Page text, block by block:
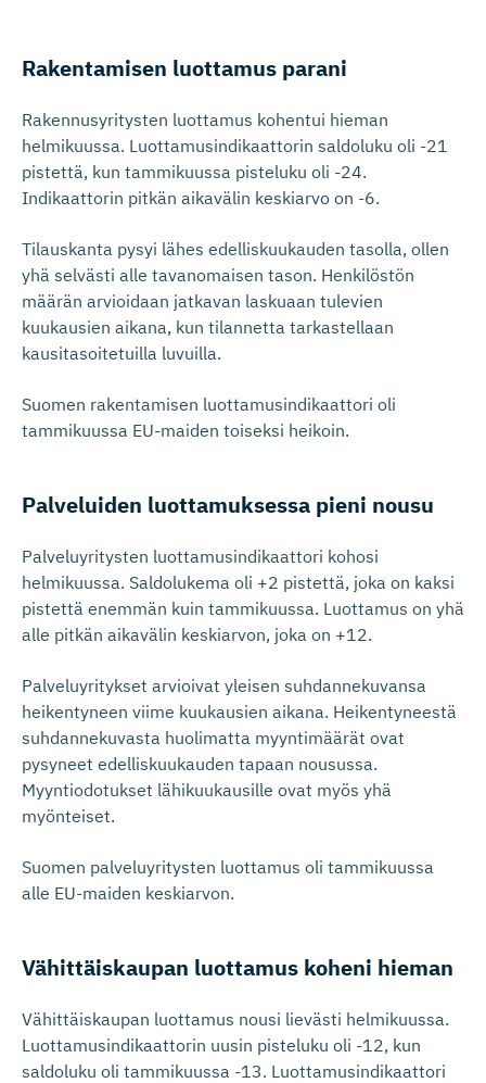
Rakentamisen luottamus parani
Rakennusyritysten luottamus kohentui hieman
helmikuussa. Luottamusindikaattorin saldoluku oli -21
pistettä, kun tammikuussa pisteluku oli -24.
Indikaattorin pitkän aikavälin keskiarvo on -6.
Tilauskanta pysyi lähes edelliskuukauden tasolla, ollen
yhä selvästi alle tavanomaisen tason. Henkilöstön
määrän arvioidaan jatkavan laskuaan tulevien
kuukausien aikana, kun tilannetta tarkastellaan
kausitasoitetuilla luvuilla.
Suomen rakentamisen luottamusindikaattori oli
tammikuussa EU-maiden toiseksi heikoin.
Palveluiden luottamuksessa pieni nousu
Palveluyritysten luottamusindikaattori kohosi
helmikuussa. Saldolukema oli +2 pistettä, joka on kaksi
pistettä enemmän kuin tammikuussa. Luottamus on yhä
alle pitkän aikavälin keskiarvon, joka on +12.
Palveluyritykset arvioivat yleisen suhdannekuvansa
heikentyneen viime kuukausien aikana. Heikentyneestä
suhdannekuvasta huolimatta myyntimäärät ovat
pysyneet edelliskuukauden tapaan nousussa.
Myyntiodotukset lähikuukausille ovat myös yhä
myönteiset.
Suomen palveluyritysten luottamus oli tammikuussa
alle EU-maiden keskiarvon.
Vähittäis­kaupan luottamus koheni hieman
Vähittäiskaupan luottamus nousi lievästi helmikuussa.
Luottamusindikaattorin uusin pisteluku oli -12, kun
saldoluku oli tammikuussa -13. Luottamusindikaattori